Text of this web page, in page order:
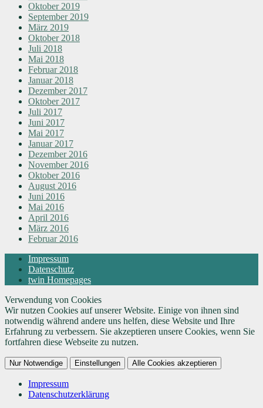
Oktober 2019
September 2019
März 2019
Oktober 2018
Juli 2018
Mai 2018
Februar 2018
Januar 2018
Dezember 2017
Oktober 2017
Juli 2017
Juni 2017
Mai 2017
Januar 2017
Dezember 2016
November 2016
Oktober 2016
August 2016
Juni 2016
Mai 2016
April 2016
März 2016
Februar 2016
Impressum
Datenschutz
twin Homepages
Verwendung von Cookies
Wir nutzen Cookies auf unserer Website. Einige von ihnen sind
notwendig während andere uns helfen, diese Website und Ihre
Erfahrung zu verbessern. Sie akzeptieren unsere Cookies, wenn Sie
fortfahren diese Webseite zu nutzen.
Nur Notwendige Einstellungen Alle Cookies akzeptieren
Impressum
Datenschutzerklärung